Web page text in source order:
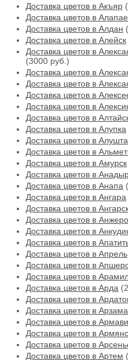
Доставка цветов в Акъяр
Доставка цветов в
Доставка цветов в Алдан
Доставка цветов в Алейск
Доставка цветов в
(3000 руб.)
Доставка цветов в
Доставка цветов в
Доставка цветов в
Доставка цветов в
Доставка цветов в
Доставка цветов в Алупка
Доставка цветов в Алушта
Доставка цветов в
Доставка цветов в Амурск
Доставка цветов в
Доставка цветов в Анапа
Доставка цветов в Ангара
Доставка цветов в
Доставка цветов в
Доставка цветов в
Доставка цветов в
Доставка цветов в Апрель
Доставка цветов в
Доставка цветов в
Доставка цветов в Арда
Доставка цветов в
Доставка цветов в
Доставка цветов в
Доставка цветов в
Доставка цветов в
Доставка цветов в Артем